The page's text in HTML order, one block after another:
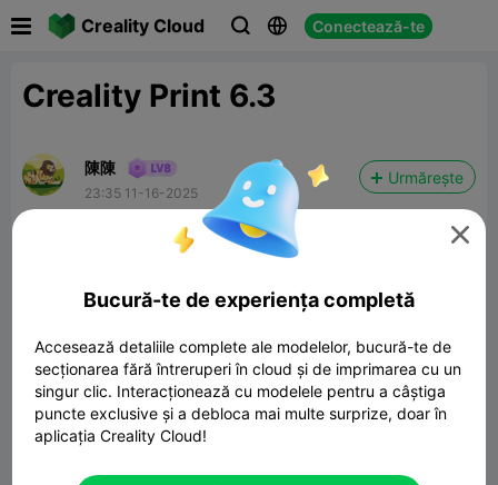
Creality Cloud   Conectează-te
Creality Print 6.3
陳陳
23:35 11-16-2025
Urmărește
不然都要輸出g-code 還是觀看
謝謝

Bucură-te de experiența completă
Accesează detaliile complete ale modelelor, bucură-te de
secționarea fără întreruperi în cloud și de imprimarea cu un
singur clic. Interacționează cu modelele pentru a câștiga
puncte exclusive și a debloca mai multe surprize, doar în
aplicația Creality Cloud!